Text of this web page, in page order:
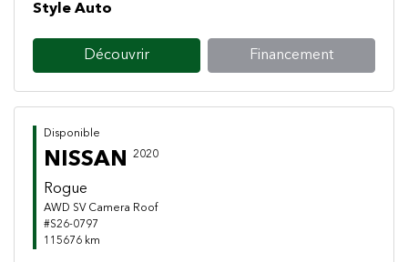
Style Auto
Découvrir Financement
Disponible
NISSAN 2020
Rogue
AWD SV Camera Roof
#S26-0797
115676 km